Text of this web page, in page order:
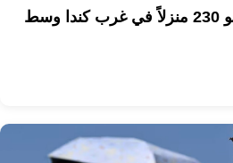
حرائق الغابات تدمر نحو 230 منزلاً في غرب كندا وسط